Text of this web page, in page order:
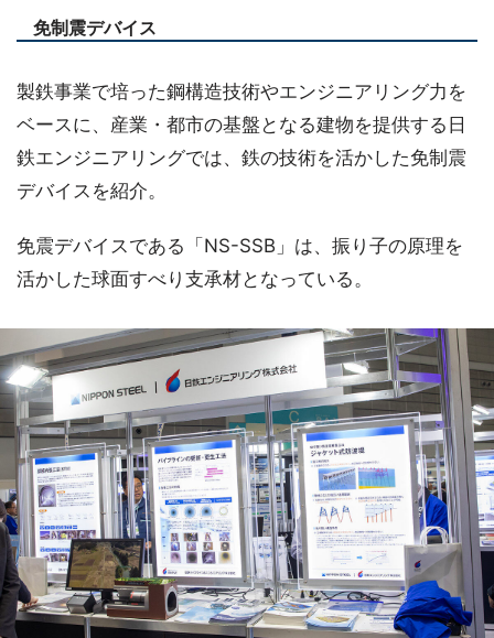
免制震デバイス
製鉄事業で培った鋼構造技術やエンジニアリング力を
ベースに、産業・都市の基盤となる建物を提供する日
鉄エンジニアリングでは、鉄の技術を活かした免制震
デバイスを紹介。
免震デバイスである「NS-SSB」は、振り子の原理を
活かした球面すべり支承材となっている。